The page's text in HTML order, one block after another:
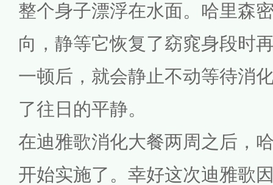
整个身子漂浮在水面。哈里森
向，静等它恢复了窈窕身段时
一顿后，就会静止不动等待消
了往日的平静。
在迪雅歌消化大餐两周之后，
开始实施了。幸好这次迪雅歌